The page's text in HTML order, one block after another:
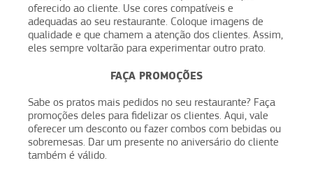
oferecido ao cliente. Use cores compatíveis e
adequadas ao seu restaurante. Coloque imagens de
qualidade e que chamem a atenção dos clientes. Assim,
eles sempre voltarão para experimentar outro prato.
FAÇA PROMOÇÕES
Sabe os pratos mais pedidos no seu restaurante? Faça
promoções deles para fidelizar os clientes. Aqui, vale
oferecer um desconto ou fazer combos com bebidas ou
sobremesas. Dar um presente no aniversário do cliente
também é válido.